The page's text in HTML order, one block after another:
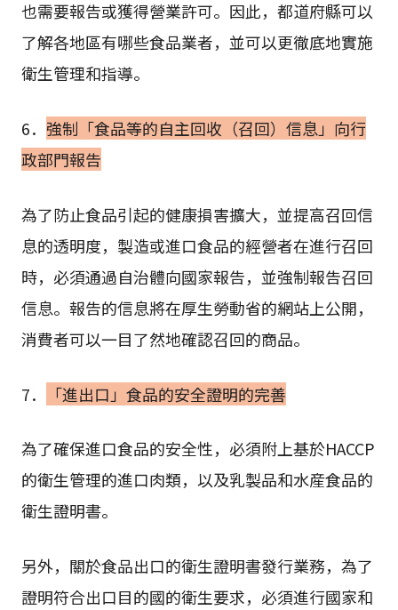
也需要報告或獲得營業許可。因此，都道府縣可以
了解各地區有哪些食品業者，並可以更徹底地實施
衛生管理和指導。
6． 強制「食品等的自主回收（召回）信息」向行
政部門報告
為了防止食品引起的健康損害擴大，並提高召回信
息的透明度，製造或進口食品的經營者在進行召回
時，必須通過自治體向國家報告，並強制報告召回
信息。報告的信息將在厚生勞動省的網站上公開，
消費者可以一目了然地確認召回的商品。
7． 「進出口」食品的安全證明的完善
為了確保進口食品的安全性，必須附上基於HACCP
的衛生管理的進口肉類，以及乳製品和水産食品的
衛生證明書。
另外，關於食品出口的衛生證明書發行業務，為了
證明符合出口目的國的衛生要求，必須進行國家和